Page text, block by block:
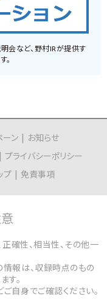
会など、野村IRが提供す
。
ーン
お知らせ
プライバシーポリシー
プ 免責事項
確性、相当性、その他一
情報は、収録時点のもの
す。
自身でご確認ください。